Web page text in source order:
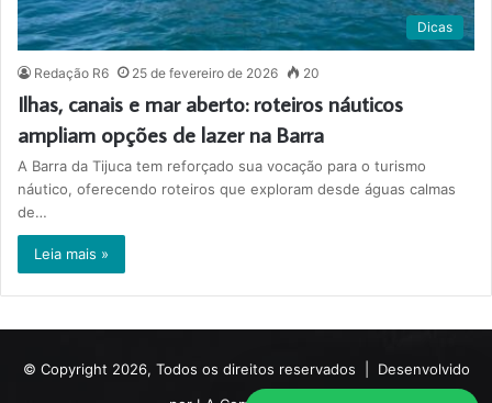
Dicas
Redação R6 25 de fevereiro de 2026 20
Ilhas, canais e mar aberto: roteiros náuticos
ampliam opções de lazer na Barra
A Barra da Tijuca tem reforçado sua vocação para o turismo
náutico, oferecendo roteiros que exploram desde águas calmas
de…
Leia mais »
© Copyright 2026, Todos os direitos reservados | Desenvolvido